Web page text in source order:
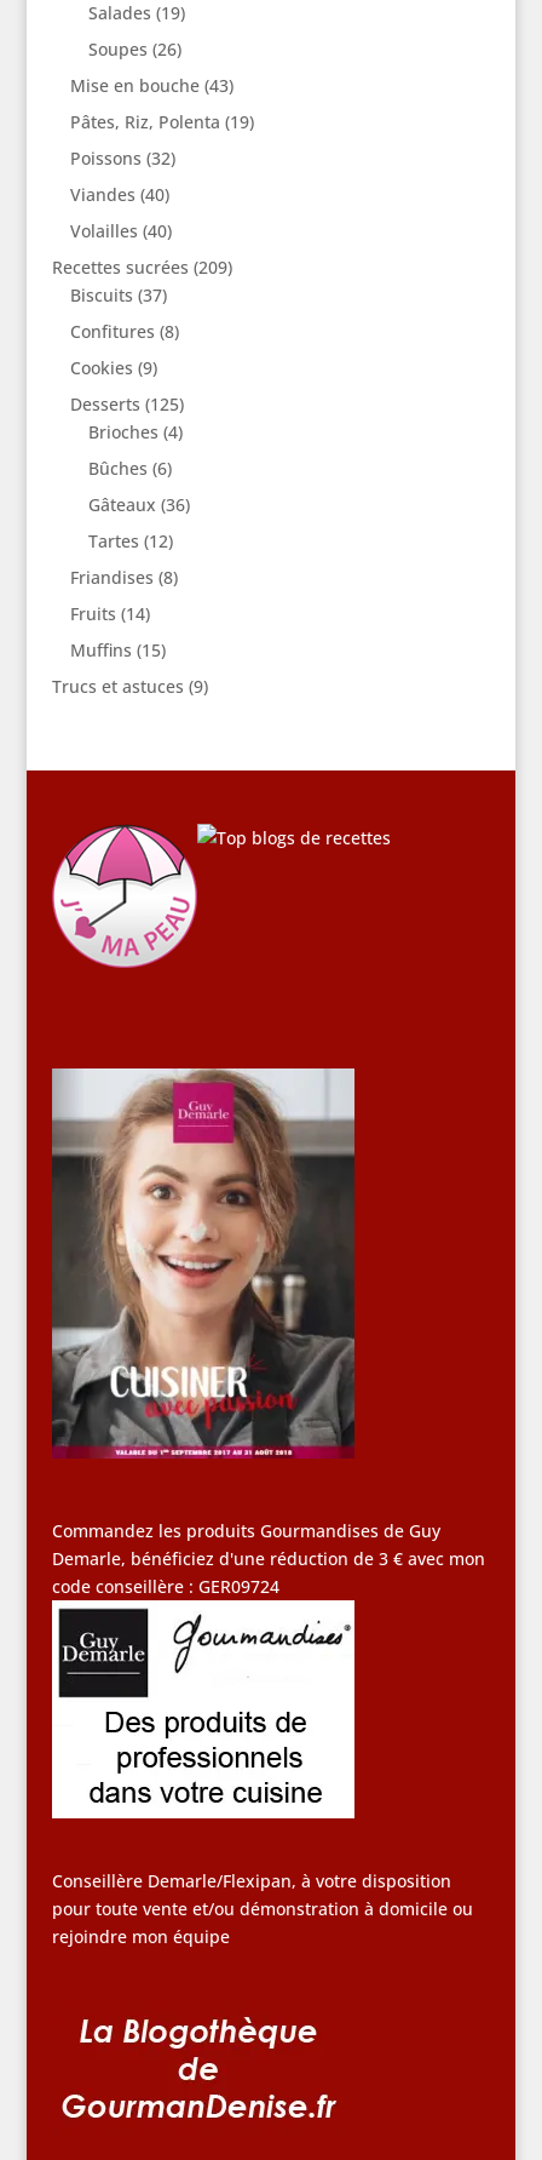
Salades (19)
Soupes (26)
Mise en bouche(43)
Pâtes, Riz, Polenta (19)
Poissons (32)
Viandes (40)
Volailles (40)
Recettes sucrées (209)
Biscuits (37)
Confitures (8)
Cookies (9)
Desserts (125)
Brioches (4)
Bûches (6)
Gâteaux (36)
Tartes (12)
Friandises (8)
Fruits (14)
Muffins (15)
Trucs et astuces (9)
Commandez les produits Gourmandises de Guy
Demarle, bénéficiez d'une réduction de 3 € avec mon
code conseillère : GER09724
Conseillère Demarle/Flexipan, à votre disposition
pour toute vente et/ou démonstration à domicile ou
rejoindre mon équipe